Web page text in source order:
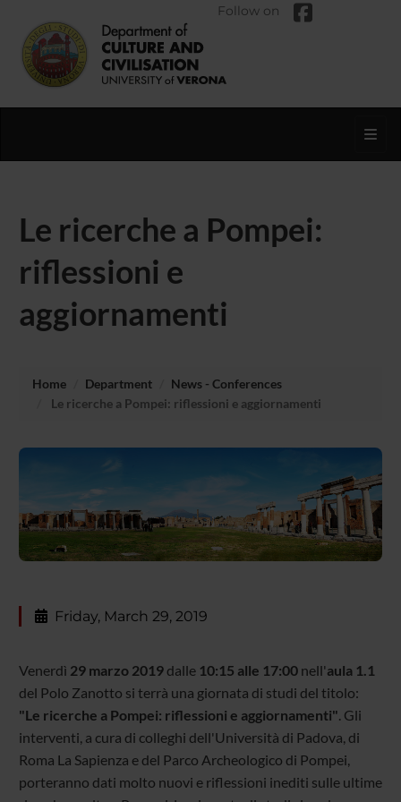
Follow on
Le ricerche a Pompei:
riflessioni e
aggiornamenti
Home Department
News - Conferences
Le ricerche a Pompei: riflessioni e aggiornamenti
Friday, March 29, 2019
Venerdì 29 marzo 2019dalle 10:15 alle 17:00nell'aula 1.1
del Polo Zanotto si terrà una giornata di studi del titolo:
"Le ricerche a Pompei: riflessioni e aggiornamenti". Gli
interventi, a cura di colleghi dell'Università di Padova, di
Roma La Sapienza e del Parco Archeologico di Pompei,
porteranno dati molto nuovi e riflessioni inediti sulle ultime